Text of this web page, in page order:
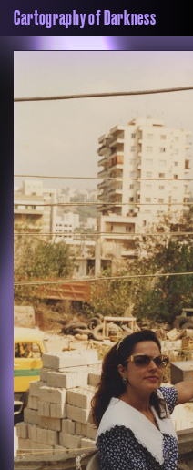
Cartography of Darkness
Periodical